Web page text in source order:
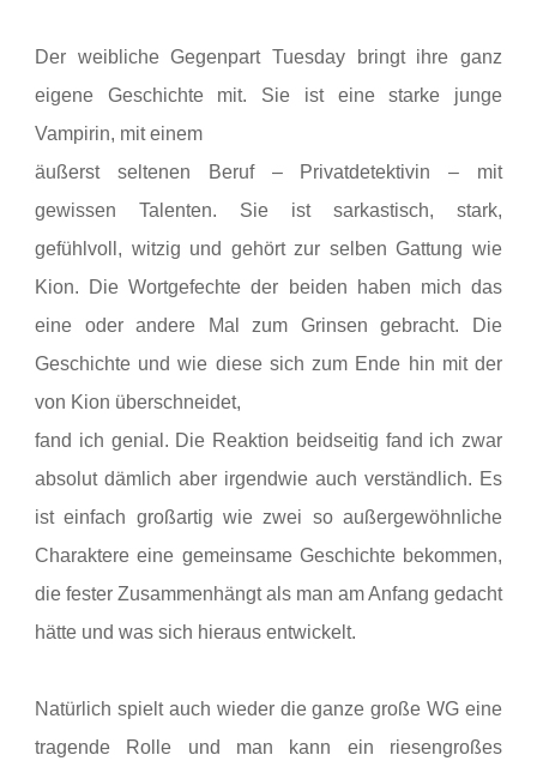
Der weibliche Gegenpart Tuesday bringt ihre ganz
eigene Geschichte mit. Sie ist eine starke junge
Vampirin, mit einem
äußerst seltenen Beruf – Privatdetektivin – mit
gewissen Talenten. Sie ist sarkastisch, stark,
gefühlvoll, witzig und gehört zur selben Gattung wie
Kion. Die Wortgefechte der beiden haben mich das
eine oder andere Mal zum Grinsen gebracht. Die
Geschichte und wie diese sich zum Ende hin mit der
von Kion überschneidet,
fand ich genial. Die Reaktion beidseitig fand ich zwar
absolut dämlich aber irgendwie auch verständlich. Es
ist einfach großartig wie zwei so außergewöhnliche
Charaktere eine gemeinsame Geschichte bekommen,
die fester Zusammenhängt als man am Anfang gedacht
hätte und was sich hieraus entwickelt.
Natürlich spielt auch wieder die ganze große WG eine
tragende Rolle und man kann ein riesengroßes